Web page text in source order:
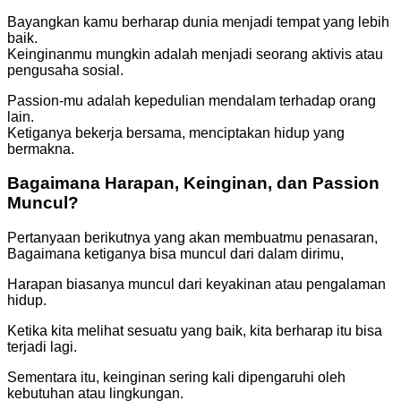
Bayangkan kamu berharap dunia menjadi tempat yang lebih
baik.
Keinginanmu mungkin adalah menjadi seorang aktivis atau
pengusaha sosial.
Passion-mu adalah kepedulian mendalam terhadap orang
lain.
Ketiganya bekerja bersama, menciptakan hidup yang
bermakna.
Bagaimana Harapan, Keinginan, dan Passion
Muncul?
Pertanyaan berikutnya yang akan membuatmu penasaran,
Bagaimana ketiganya bisa muncul dari dalam dirimu,
Harapan biasanya muncul dari keyakinan atau pengalaman
hidup.
Ketika kita melihat sesuatu yang baik, kita berharap itu bisa
terjadi lagi.
Sementara itu, keinginan sering kali dipengaruhi oleh
kebutuhan atau lingkungan.